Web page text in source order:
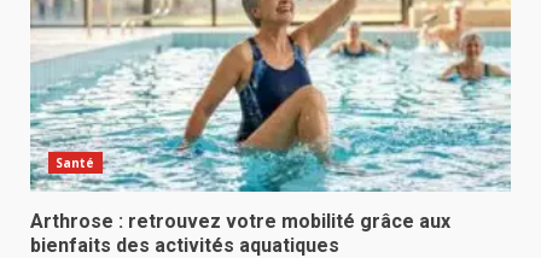
Santé
Arthrose : retrouvez votre mobilité grâce aux
bienfaits des activités aquatiques